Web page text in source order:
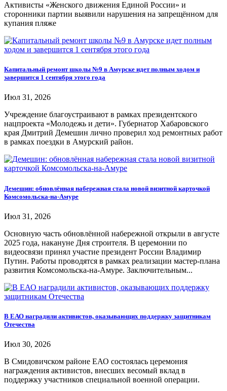
Активисты «Женского движения Единой России» и
сторонники партии выявили нарушения на запрещённом для
купания пляже
Капитальный ремонт школы №9 в Амурске идет полным ходом и
завершится 1 сентября этого года
Июл 31, 2026
Учреждение благоустраивают в рамках президентского
нацпроекта «Молодежь и дети». Губернатор Хабаровского
края Дмитрий Демешин лично проверил ход ремонтных работ
в рамках поездки в Амурский район.
Демешин: обновлённая набережная стала новой визитной карточкой
Комсомольска-на-Амуре
Июл 31, 2026
Основную часть обновлённой набережной открыли в августе
2025 года, накануне Дня строителя. В церемонии по
видеосвязи принял участие президент России Владимир
Путин. Работы проводятся в рамках реализации мастер-плана
развития Комсомольска-на-Амуре. Заключительным...
В ЕАО наградили активистов, оказывающих поддержку защитникам
Отечества
Июл 30, 2026
В Смидовичском районе ЕАО состоялась церемония
награждения активистов, внесших весомый вклад в
поддержку участников специальной военной операции.